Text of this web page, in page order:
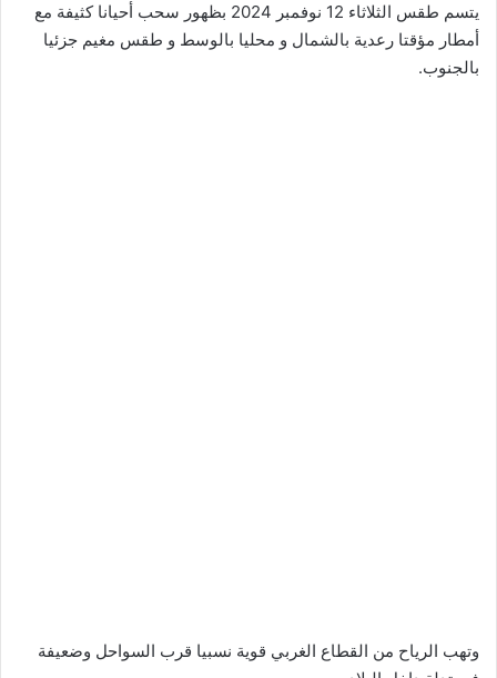
يتسم طقس الثلاثاء 12 نوفمبر 2024 بظهور سحب أحيانا كثيفة مع
أمطار مؤقتا رعدية بالشمال و محليا بالوسط و طقس مغيم جزئيا
بالجنوب.
وتهب الرياح من القطاع الغربي قوية نسبيا قرب السواحل وضعيفة